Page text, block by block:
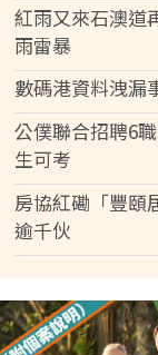
紅雨又來石澳道
雨雷暴
數碼港資料洩漏
公僕聯合招聘6
生可考
房協紅磡「豐頤
逾千伙